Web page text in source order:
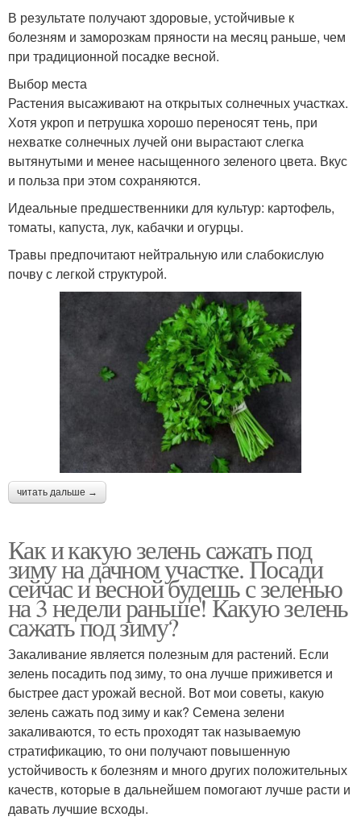
В результате получают здоровые, устойчивые к
болезням и заморозкам пряности на месяц раньше, чем
при традиционной посадке весной.
Выбор места
Растения высаживают на открытых солнечных участках.
Хотя укроп и петрушка хорошо переносят тень, при
нехватке солнечных лучей они вырастают слегка
вытянутыми и менее насыщенного зеленого цвета. Вкус
и польза при этом сохраняются.
Идеальные предшественники для культур: картофель,
томаты, капуста, лук, кабачки и огурцы.
Травы предпочитают нейтральную или слабокислую
почву с легкой структурой.
читать дальше →
Как и какую зелень сажать под
зиму на дачном участке. Посади
сейчас и весной будешь с зеленью
на 3 недели раньше! Какую зелень
сажать под зиму?
Закаливание является полезным для растений. Если
зелень посадить под зиму, то она лучше приживется и
быстрее даст урожай весной. Вот мои советы, какую
зелень сажать под зиму и как? Семена зелени
закаливаются, то есть проходят так называемую
стратификацию, то они получают повышенную
устойчивость к болезням и много других положительных
качеств, которые в дальнейшем помогают лучше расти и
давать лучшие всходы.